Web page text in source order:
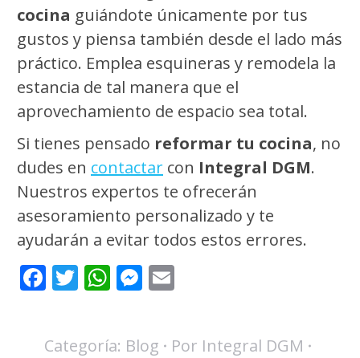
cocina guiándote únicamente por tus
gustos y piensa también desde el lado más
práctico. Emplea esquineras y remodela la
estancia de tal manera que el
aprovechamiento de espacio sea total.
Si tienes pensado reformar tu cocina, no
dudes en contactar con Integral DGM.
Nuestros expertos te ofrecerán
asesoramiento personalizado y te
ayudarán a evitar todos estos errores.
Facebook
Twitter
WhatsApp
Messenger
Categoría: Blog Por Integral DGM